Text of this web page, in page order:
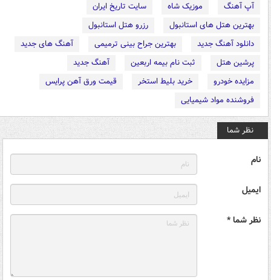
آپ آهنگ موزیک شاه
سایت تاریخ ایران
بهترین هتل های استانبول
رزرو هتل استانبول
دانلود آهنگ جدید
بهترین جراح بینی ترمیمی
آهنگ های جدید
پرشین هتل
ثبت نام بیمه اربعین
آهنگ جدید
مزایده خودرو
خرید بلیط استخر
قیمت ورق آهن پرایس
فروشنده مواد شیمیایی
نظر شما
نام
ایمیل
نظر شما *